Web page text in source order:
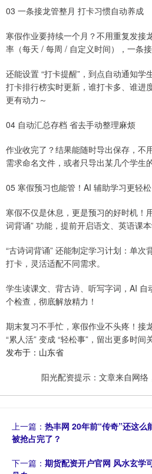
03 一条接龙管整月 打卡习惯自动养成
寒假作业要持续一个月？不用重复发接
率（每天 / 每周 / 自定义时间），一条接
还能设置 “打卡提醒”，到点自动通知学
打卡排行榜实时更新，谁打卡多、谁进
更有动力～
04 自动汇总存档 省去手动整理麻烦
作业收完了？结果能随时导出保存，不
需求命名文件，或者只导出某几个学生
05 寒假预习也能管！AI 辅助学习更轻松
寒假不仅是休息，更是预习的好时机！
词背诵” 功能，提前开启语文、英语课
“古诗词背诵” 还能制定学习计划：单次
打卡，灵活适配不同需求。
学生读课文、背古诗、听写字词，AI
个检查，彻底解放精力！
期末复习不手忙，寒假作业不头疼！接
“累人活” 变成 “轻松事”，留出更多时间
发布于：山东省
阳光配资提示：文章来自网络
上一篇： 热丰网 20年前“传奇”还这么
被抢占完了？
下一篇： 期货配资开户官网 风水玄学